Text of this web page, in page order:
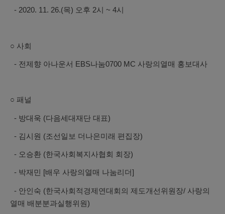
- 2020. 11. 26.(목) 오후 2시 ~ 4시
○ 사회
- 전제향 아나운서 EBS나눔0700 MC 사랑의열매 홍보대사
○ 패널
- 방대욱 (다음세대재단 대표)
- 김시원 (조선일보 더나은미래 편집장)
- 오승환 (한국사회복지사협회 회장)
- 박재민 [배우 사랑의열매 나눔리더]
- 안인숙 (한국사회적경제연대회의 제도개선위원장/ 사랑의
열매 배분분과실행위원)